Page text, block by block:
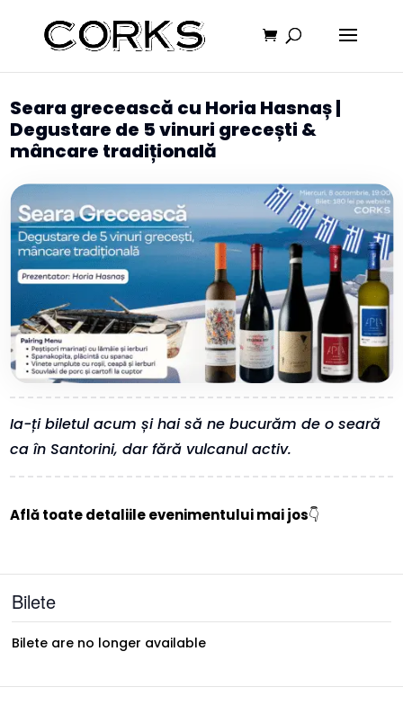
Seara grecească cu Horia Hasnaș |
Degustare de 5 vinuri grecești &
mâncare tradițională
Ia-ți biletul acum și hai să ne bucurăm de o seară
ca în Santorini, dar fără vulcanul activ.
Află toate detaliile evenimentului mai jos👇
Bilete
Bilete are no longer available